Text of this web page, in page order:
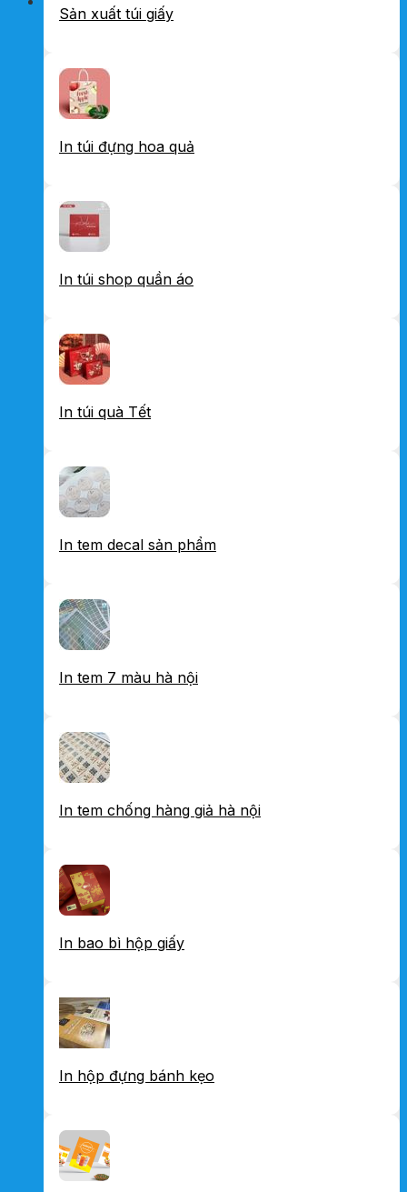
Sản xuất túi giấy
In túi đựng hoa quả
In túi shop quần áo
In túi quà Tết
In tem decal sản phẩm
In tem 7 màu hà nội
In tem chống hàng giả hà nội
In bao bì hộp giấy
In hộp đựng bánh kẹo